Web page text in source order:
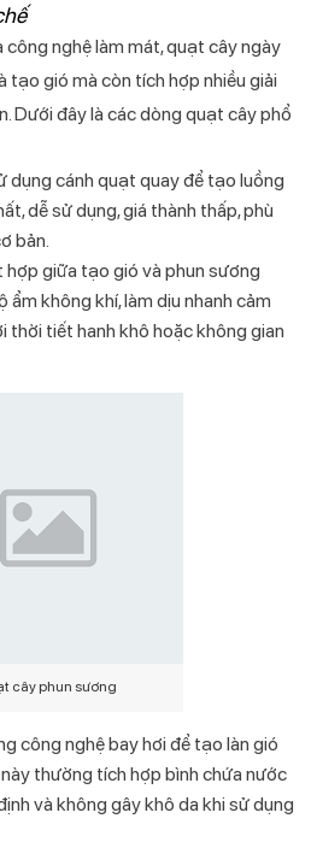
nghệ làm mát, quạt cây ngày
tạo gió mà còn tích hợp nhiều giải
Dưới đây là các dòng quạt cây phổ
dụng cánh quạt quay để tạo luồng
dễ sử dụng, giá thành thấp, phù
bản.
giữa tạo gió và phun sương
không khí, làm dịu nhanh cảm
thời tiết hanh khô hoặc không gian
cây phun sương
công nghệ bay hơi để tạo làn gió
thường tích hợp bình chứa nước
và không gây khô da khi sử dụng